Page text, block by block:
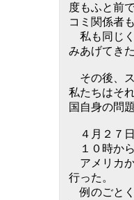
度もふと前
コミ関係者
私も同じく
みあげてき
その後、
私たちはそ
国自身の問
４月２７
１０時か
アメリカ
行った。
例のごとく